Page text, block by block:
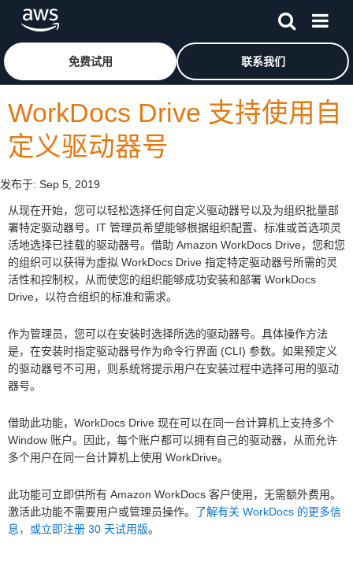
跳至主要内容
免费试用 联系我们
WorkDocs Drive 支持使用自
定义驱动器号
发布于: Sep 5, 2019
从现在开始，您可以轻松选择任何自定义驱动器号以及为组织批量部
署特定驱动器号。IT 管理员希望能够根据组织配置、标准或首选项灵
活地选择已挂载的驱动器号。借助 Amazon WorkDocs Drive，您和您
的组织可以获得为虚拟 WorkDocs Drive 指定特定驱动器号所需的灵
活性和控制权，从而使您的组织能够成功安装和部署 WorkDocs
Drive，以符合组织的标准和需求。
作为管理员，您可以在安装时选择所选的驱动器号。具体操作方法
是，在安装时指定驱动器号作为命令行界面 (CLI) 参数。如果预定义
的驱动器号不可用，则系统将提示用户在安装过程中选择可用的驱动
器号。
借助此功能，WorkDocs Drive 现在可以在同一台计算机上支持多个
Window 账户。因此，每个账户都可以拥有自己的驱动器，从而允许
多个用户在同一台计算机上使用 WorkDrive。
此功能可立即供所有 Amazon WorkDocs 客户使用，无需额外费用。
激活此功能不需要用户或管理员操作。 了解有关 WorkDocs 的更多信
息，或立即注册 30 天试用版。